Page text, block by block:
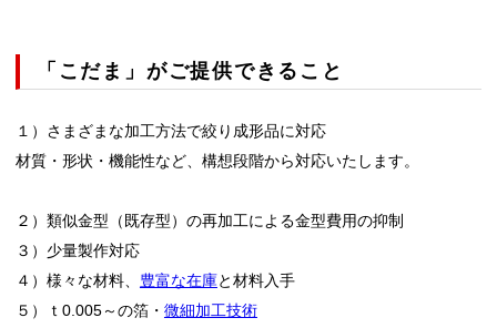
「こだま」がご提供できること
１）さまざまな加工方法で絞り成形品に対応
材質・形状・機能性など、構想段階から対応いたします。
２）類似金型（既存型）の再加工による金型費用の抑制
３）少量製作対応
４）様々な材料、 豊富な在庫 と材料入手
５）ｔ0.005～の箔・ 微細加工技術